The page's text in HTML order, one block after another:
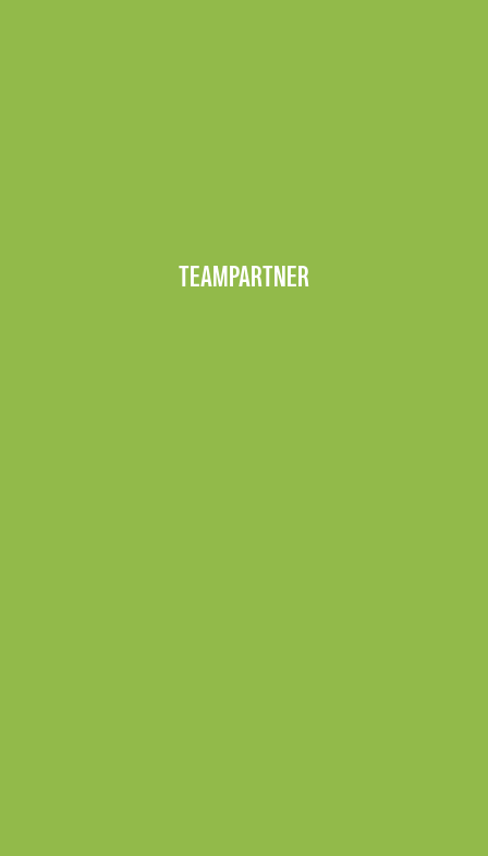
TEAMPARTNER